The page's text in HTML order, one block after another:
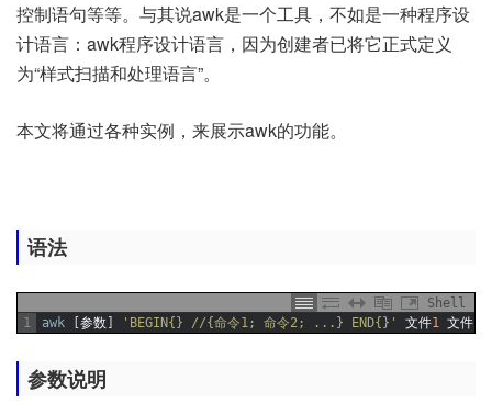
控制语句等等。与其说awk是一个工具，不如是一种程序设
计语言：awk程序设计语言，因为创建者已将它正式定义
为“样式扫描和处理语言”。
本文将通过各种实例，来展示awk的功能。
语法
Shell
1
awk 参数 'BEGIN{} //{命令1; 命令2; ...} END{}' 文件1 文件
参数说明